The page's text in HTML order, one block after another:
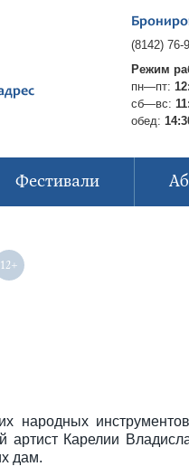
(8142) 76-
Режим
пн—пт:
сб—вс:
обед:
Фестивали
народных
Карелии
дам.